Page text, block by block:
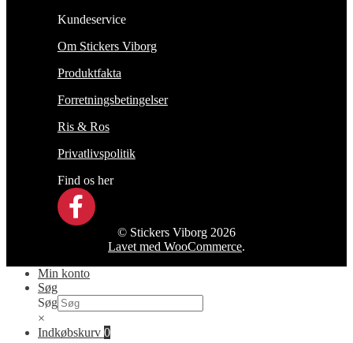
Kundeservice
Om Stickers Viborg
Produktfakta
Forretningsbetingelser
Ris & Ros
Privatlivspolitik
Find os her
© Stickers Viborg 2026
Lavet med WooCommerce.
Min konto
Søg
Søg
×
Indkøbskurv 0